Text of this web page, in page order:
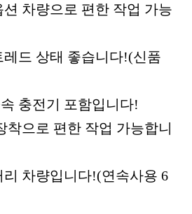
차량으로 편한 작업 가능
드 상태 좋습니다!(신품
충전기 포함입니다!
착으로 편한 작업 가능합니
차량입니다!(연속사용 6